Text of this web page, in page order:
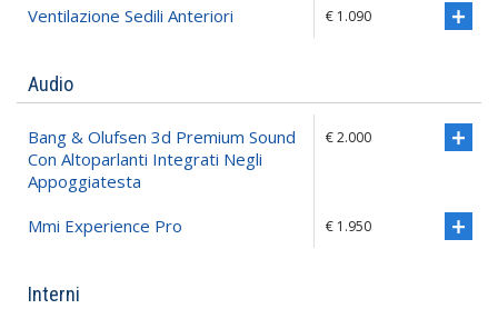
Ventilazione Sedili Anteriori € 1.090
Audio
Bang & Olufsen 3d Premium Sound
Con Altoparlanti Integrati Negli
Appoggiatesta
€ 2.000
Mmi Experience Pro € 1.950
Interni